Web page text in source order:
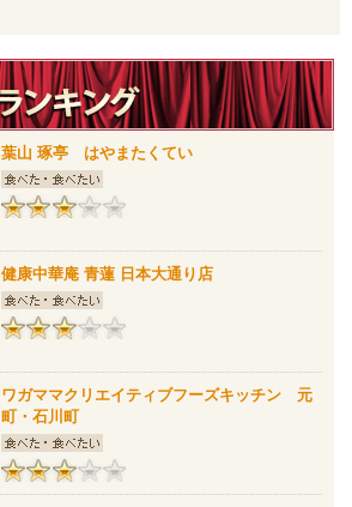
葉山 琢亭 はやまたくてい
健康中華庵 青蓮 日本大通り店
ワガママクリエイティブフーズキッチン 元
町・石川町